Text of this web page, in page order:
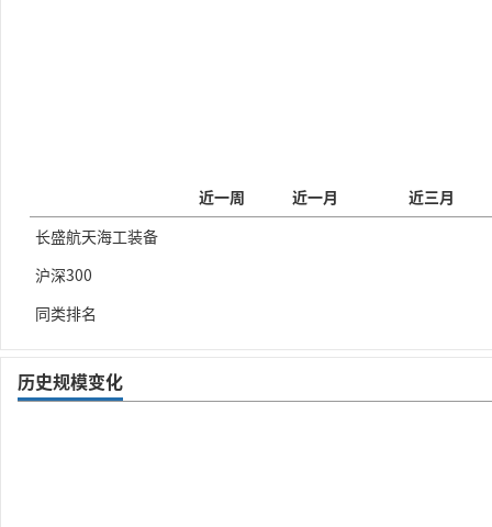
近一周 近一月
近三月
长盛航天海工装备
沪深300
同类排名
历史规模变化